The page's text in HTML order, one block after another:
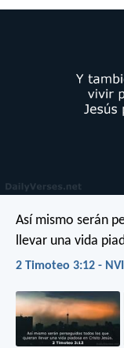
Así mismo serán
llevar una vida
2 Timoteo 3:12 - NVI